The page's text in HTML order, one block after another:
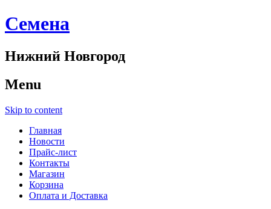
Cемена
Нижний Новгород
Menu
Skip to content
Главная
Новости
Прайс-лист
Контакты
Магазин
Корзина
Оплата и Доставка